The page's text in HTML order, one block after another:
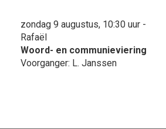
zondag 9 augustus, 10:30 uur -
Rafaël
Woord- en communieviering
Voorganger: L. Janssen